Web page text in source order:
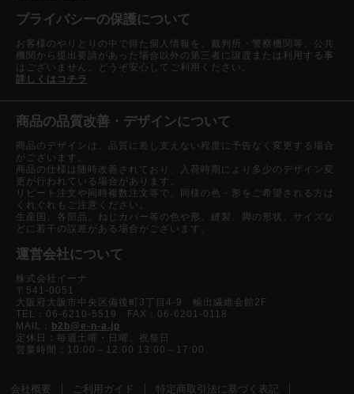
プライバシーの保護について
お客様のやりとりの中で得た個人情報を、裁判所・警察機関等、公共
機関から提出要請があった場合以外の第三者に譲渡または利用する事
はございません。どうぞ安心してご利用ください。
詳しくはコチラ
商品の品質改善・デザインについて
商品のデザインは、品質に差し支えない程度に予告なく変更する場合
がございます。
商品の仕様は随時改善されており、入荷時期により多少のデザイン変
更が行われている場合があります。
リピート注文や同時複数注文等で、同様の色・形をご希望される方は
くれぐれもご注意ください。
生産国、各部品、ねじカバー等の色や形、縫製、脚の形状、サイズな
どに若干の誤差がある場合がございます。
運営会社について
株式会社イーナ
〒541-0051
大阪府大阪市中央区備後町3丁目4-9 輸出繊維会館2F
TEL：06-6210-5519 FAX：06-6201-0118
MAIL： b2b@e-n-a.jp
定休日：毎週土曜・日曜、祝祭日
営業時間：10:00～12:00 13:00～17:00
会社概要 ご利用ガイド 特定商取引法に基づく表記